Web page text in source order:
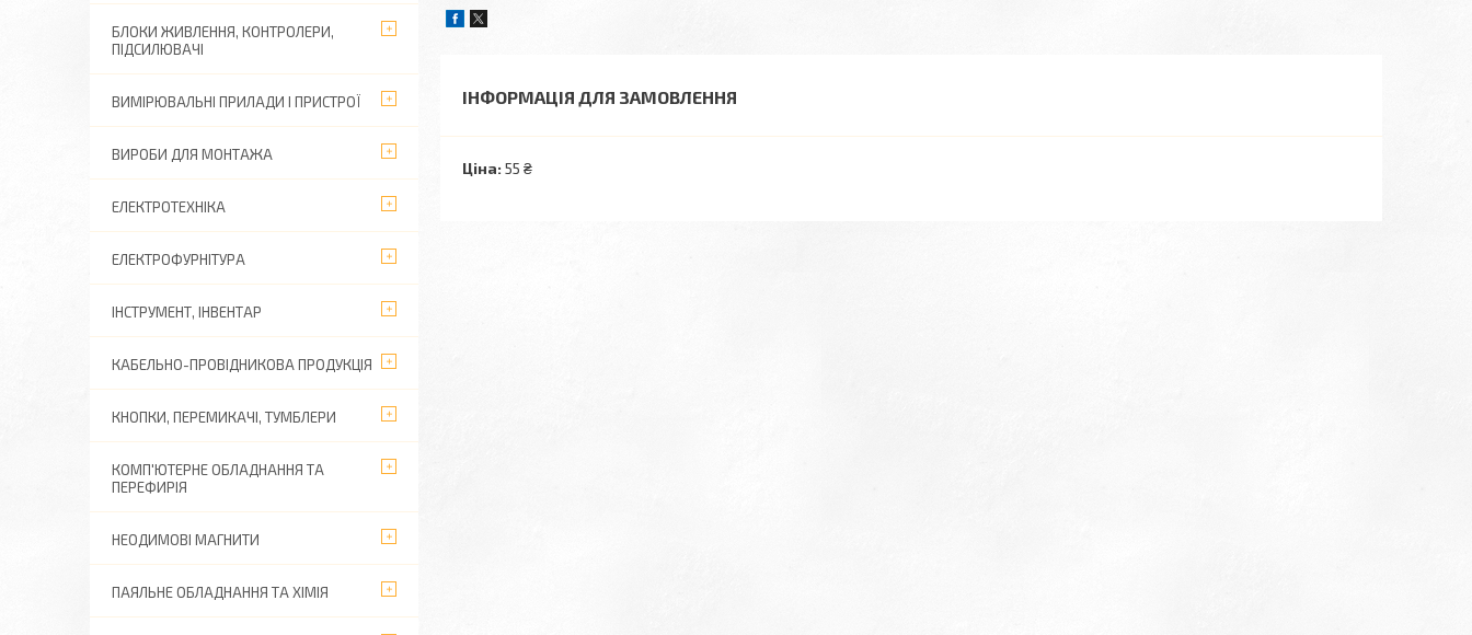
ІНФОРМАЦІЯ ДЛЯ ЗАМОВЛЕННЯ
Ціна: 55 ₴
БЛОКИ ЖИВЛЕННЯ, КОНТРОЛЕРИ,
ПІДСИЛЮВАЧІ
ВИМІРЮВАЛЬНІ ПРИЛАДИ І ПРИСТРОЇ
ВИРОБИ ДЛЯ МОНТАЖА
ЕЛЕКТРОТЕХНІКА
ЕЛЕКТРОФУРНІТУРА
ІНСТРУМЕНТ, ІНВЕНТАР
КАБЕЛЬНО-ПРОВІДНИКОВА ПРОДУКЦІЯ
КНОПКИ, ПЕРЕМИКАЧІ, ТУМБЛЕРИ
КОМП'ЮТЕРНЕ ОБЛАДНАННЯ ТА
ПЕРЕФИРІЯ
НЕОДИМОВІ МАГНИТИ
ПАЯЛЬНЕ ОБЛАДНАННЯ ТА ХІМІЯ